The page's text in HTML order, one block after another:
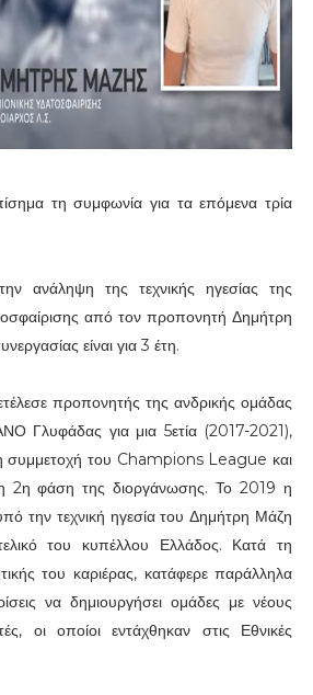
τη συμφωνία για τα επόμενα τρία
ανάληψη της τεχνικής ηγεσίας της
από τον προπονητή Δημήτρη
είναι για 3 έτη.
προπονητής της ανδρικής ομάδας
Γλυφάδας για μια 5ετία (2017-2021),
συμμετοχή του Champions League και
2η φάση της διοργάνωσης. Το 2019 η
την τεχνική ηγεσία του Δημήτρη Μάζη
του κυπέλλου Ελλάδος. Κατά τη
του καριέρας, κατάφερε παράλληλα
να δημιουργήσει ομάδες με νέους
οι οποίοι εντάχθηκαν στις Εθνικές